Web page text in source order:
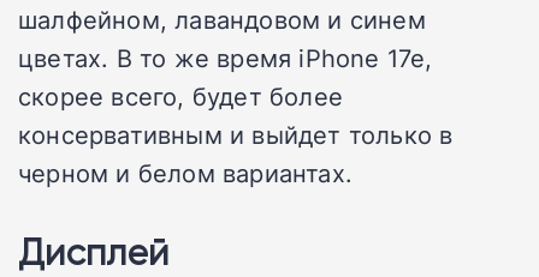
шалфейном, лавандовом и синем
цветах. В то же время iPhone 17e,
скорее всего, будет более
консервативным и выйдет только в
черном и белом вариантах.
Дисплей